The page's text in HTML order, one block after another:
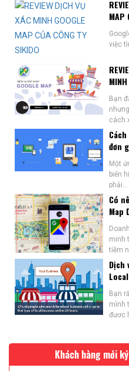
MAP
việc
Bạn
cách
đơn
Một
biến
phải...
Có
Map
minh
tiềm
Dịch
Local
Bạn
mình
được
Khách hàng mới